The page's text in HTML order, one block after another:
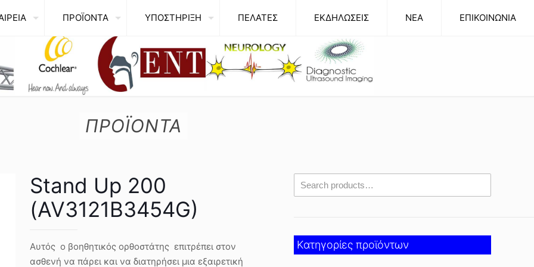
ΠΡΟΪΟΝΤΑ ΥΠΟΣΤΗΡΙΞΗ ΠΕΛΑΤΕΣ ΕΚΔΗΛΩΣΕΙΣ NEA ΕΠΙΚΟΙΝΩΝΙΑ
ΠΡΟΪΟΝΤΑ
Stand Up 200
(AV3121B3454G)
Αυτός ο βοηθητικός ορθοστάτης επιτρέπει στον
ασθενή να πάρει και να διατηρήσει μια εξαιρετική
Κατηγορίες προϊόντων